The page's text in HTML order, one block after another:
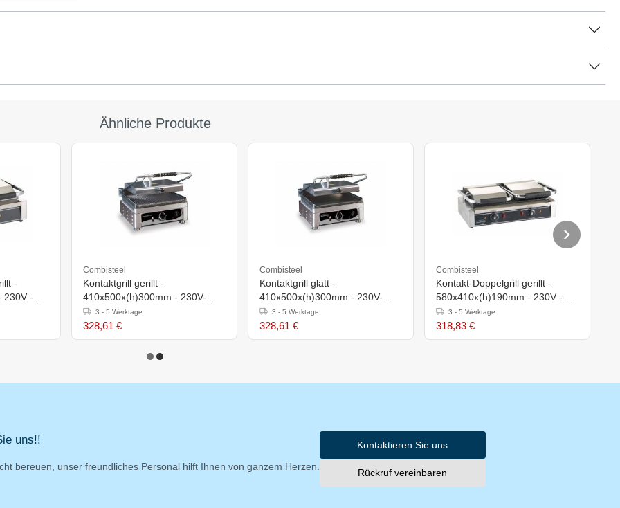
Ähnliche Produkte
-
230V -
Combisteel
Kontaktgrill gerillt -
410x500x(h)300mm - 230V-
2,5kW3 - 5 Werktage
328,61 €
Combisteel
Kontaktgrill glatt -
410x500x(h)300mm - 230V-
2,5kW3 - 5 Werktage
328,61 €
Combisteel
Kontakt-Doppelgrill gerillt -
580x410x(h)190mm - 230V -
Backfläche 2x 214x214mm
3 - 5 Werktage
318,83 €
uns!!
bereuen, unser freundliches Personal hilft Ihnen von ganzem Herzen.
Kontaktieren Sie uns
Rückruf vereinbaren